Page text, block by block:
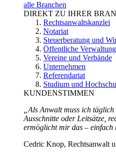
alle Branchen
DIREKT ZU IHRER
Rechtsanwaltskanzlei
Notariat
Steuerberatung und
Öffentliche Verwaltung
Vereine und Verbände
Unternehmen
Referendariat
Studium und
KUNDENSTIMMEN
„Als Anwalt muss ich
Ausschnitte oder Leitsätze,
ermöglicht mir das – einfach
Cedric Knop, Rechtsanwalt